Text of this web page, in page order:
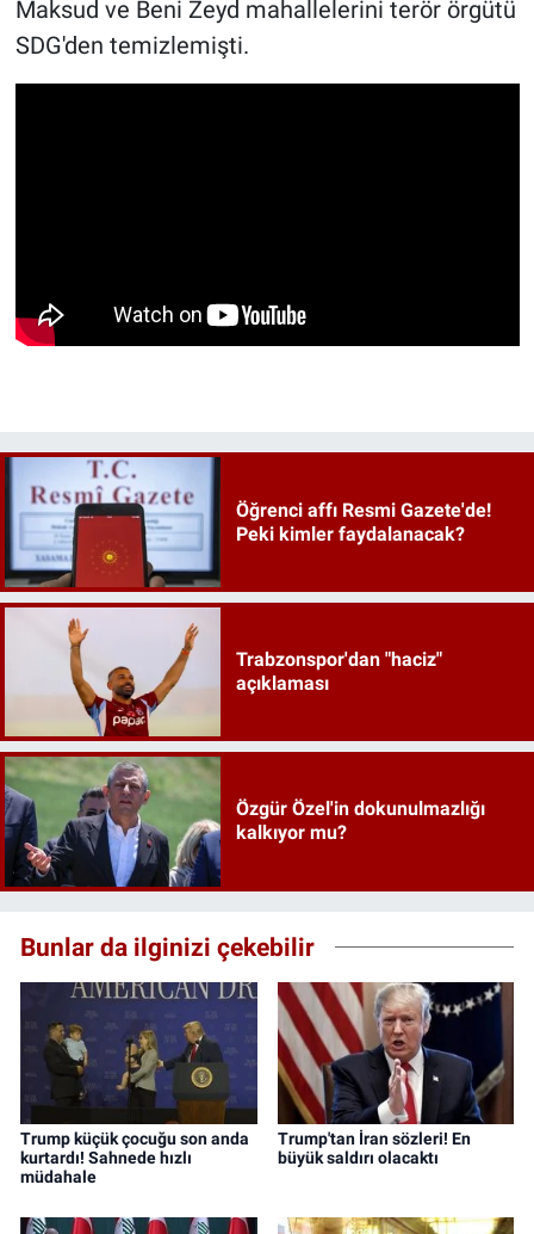
Maksud ve Beni Zeyd mahallelerini terör örgütü
SDG'den temizlemişti.
Öğrenci affı Resmi Gazete'de!
Peki kimler faydalanacak?
Trabzonspor'dan "haciz"
açıklaması
Özgür Özel'in dokunulmazlığı
kalkıyor mu?
Bunlar da ilginizi çekebilir
Trump küçük çocuğu son anda
kurtardı! Sahnede hızlı
müdahale
Trump'tan İran sözleri! En
büyük saldırı olacaktı